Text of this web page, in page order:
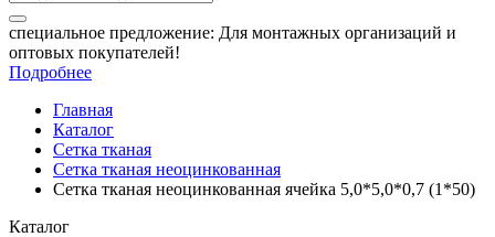
специальное предложение: Для монтажных организаций и
оптовых покупателей!
Подробнее
Главная
Каталог
Сетка тканая
Сетка тканая неоцинкованная
Сетка тканая неоцинкованная ячейка 5,0*5,0*0,7 (1*50)
Каталог